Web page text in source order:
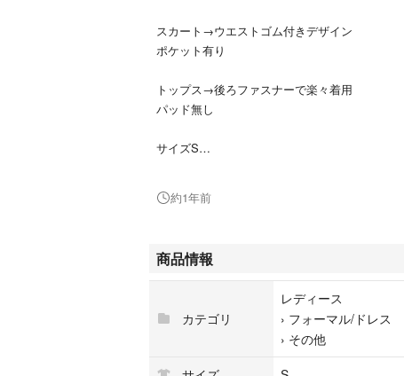
スカート→ウエストゴム付きデザイン
ポケット有り
トップス→後ろファスナーで楽々着用
パッド無し
サイズS
その後すぐ太った為出品泣く泣く出品。
約1年前
商品情報
カテゴリ
レディース
› フォーマル/ドレス
› その他